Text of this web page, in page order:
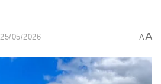
25/05/2026 AA